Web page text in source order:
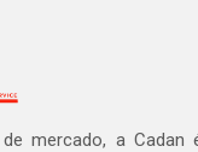
mercado, a Cadan